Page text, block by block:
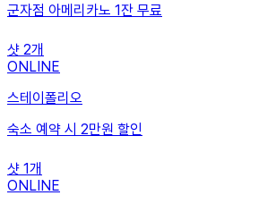
군자점 아메리카노 1잔 무료
샷 2개
ONLINE
스테이폴리오
숙소 예약 시 2만원 할인
샷 1개
ONLINE